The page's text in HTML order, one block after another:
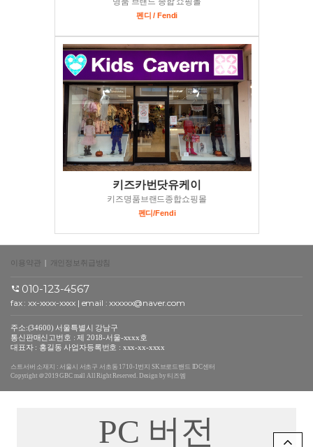
펜디 / Fendi
키즈카번닷유케이
키즈명품브랜드종합쇼핑몰
펜디/Fendi
이용약관 | 개인정보취급방침
010-123-4567
fax : xx-xxxx-xxxx | email : xxxxxx@naver.com
주소:(34600) 서울특별시 강남구
통신판매신고번호 : 제 2018-서울-xxxx호
대표자 : 홍길동 사업자등록번호 : xxx-xx-xxxx
스트서버 소재지 : 서울시 서초구 서초동 1710-1번지 SK브로드밴드 IDC센터
Copyright ＠2019 GBC mall All Right Reserved. Design by 티즈엠
PC 버전